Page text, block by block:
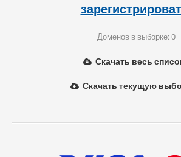
Доменов в выборке: 0
Скачать весь
Скачать текущую